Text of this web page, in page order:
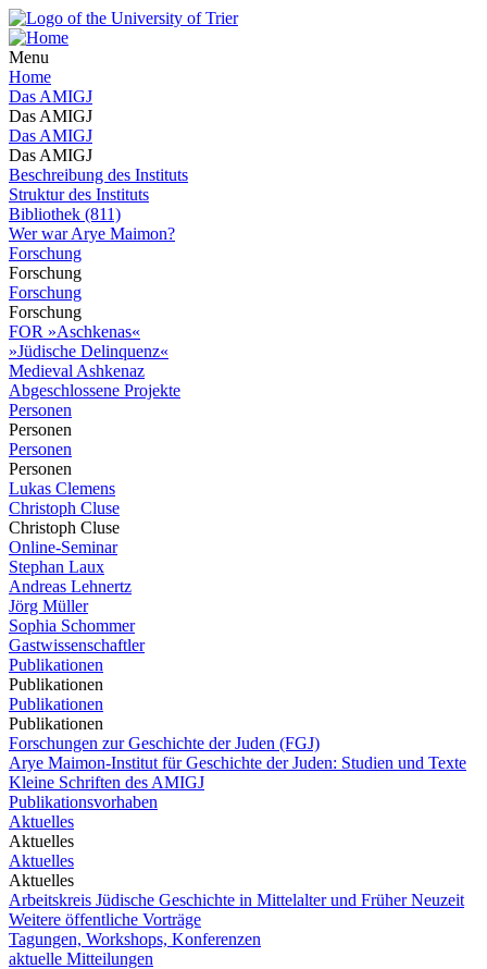
Menu
Home
Das AMIGJ
Das AMIGJ
Das AMIGJ
Das AMIGJ
Beschreibung des Instituts
Struktur des Instituts
Bibliothek (811)
Wer war Arye Maimon?
Forschung
Forschung
Forschung
Forschung
FOR »Aschkenas«
»Jüdische Delinquenz«
Medieval Ashkenaz
Abgeschlossene Projekte
Personen
Personen
Personen
Personen
Lukas Clemens
Christoph Cluse
Christoph Cluse
Online-Seminar
Stephan Laux
Andreas Lehnertz
Jörg Müller
Sophia Schommer
Gastwissenschaftler
Publikationen
Publikationen
Publikationen
Publikationen
Forschungen zur Geschichte der Juden (FGJ)
Arye Maimon-Institut für Geschichte der Juden: Studien und Texte
Kleine Schriften des AMIGJ
Publikationsvorhaben
Aktuelles
Aktuelles
Aktuelles
Aktuelles
Arbeitskreis Jüdische Geschichte in Mittelalter und Früher Neuzeit
Weitere öffentliche Vorträge
Tagungen, Workshops, Konferenzen
aktuelle Mitteilungen